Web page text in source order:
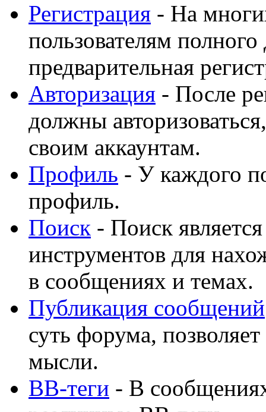
Регистрация - На
пользователям полного
предварительная
Авторизация - После
должны
своим аккаунтам.
Профиль - У каждого
профиль.
Поиск - Поиск
инструментов для
в сообщениях и темах.
Публикация сообщений
суть форума,
мысли.
BB-теги - В